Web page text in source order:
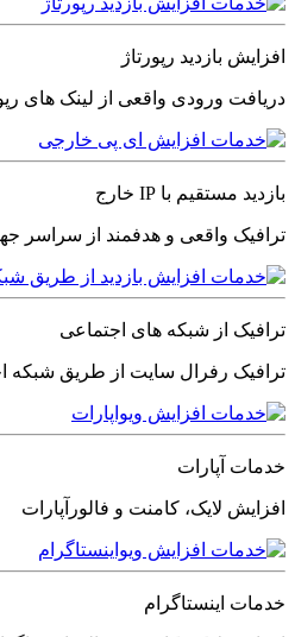
افزایش بازدید رپورتاژ
دریافت ورودی واقعی از لینک های
بازدید مستقیم با IP خارج
ترافیک واقعی و هدفمند از سراسر
ترافیک از شبکه های اجتماعی
ترافیک رفرال سایت از طریق شبکه
خدمات آپارات
افزایش لایک، کامنت و فالورآپارات
خدمات اینستاگرام